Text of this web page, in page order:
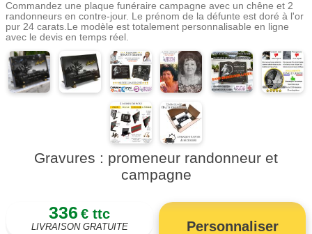
Commandez une plaque funéraire campagne avec un chêne et 2
randonneurs en contre-jour. Le prénom de la défunte est doré à l'or
pur 24 carats.Le modèle est totalement personnalisable en ligne
avec le devis en temps réel.
Gravures : promeneur randonneur et
campagne
336 € ttc
LIVRAISON GRATUITE Personnaliser